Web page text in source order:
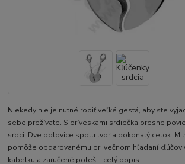
Niekedy nie je nutné robiť veľké gestá, aby ste
sebe prežívate. S príveskami srdiečka presne
srdci. Dve polovice spolu tvoria dokonalý celok.
pomôže obdarovanému pri večnom hľadaní kľúčov
kabelku a zaručené poteš... celý popis